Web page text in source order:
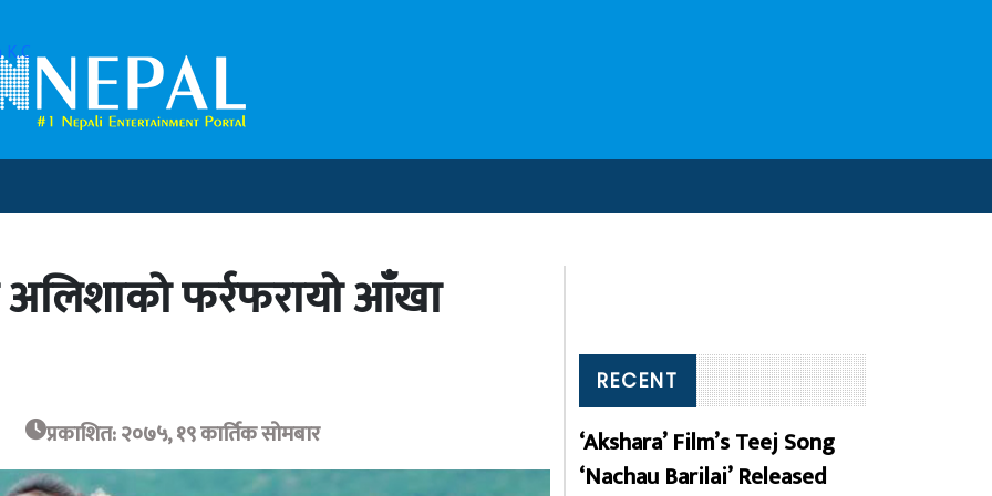
अलिशाको फर्रफरायो आँखा
प्रकाशित: २०७५, १९ कार्तिक सोमबार
RECENT
‘Akshara’ Film’s Teej Song
‘Nachau Barilai’ Released